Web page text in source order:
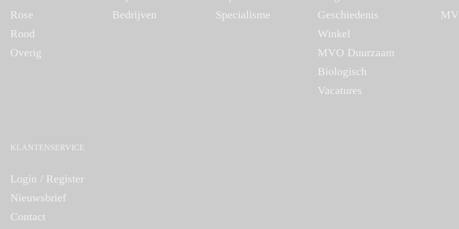
Rose
Rood
Overig
Bedrijven
Specialisme
Geschiedenis
Winkel
MVO Duurzaam
Biologisch
Vacatures
KLANTENSERVICE
Login / Register
Nieuwsbrief
Contact